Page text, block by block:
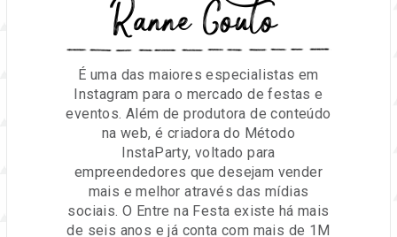
Ranne Couto
É uma das maiores especialistas em
Instagram para o mercado de festas e
eventos. Além de produtora de conteúdo
na web, é criadora do Método
InstaParty, voltado para
empreendedores que desejam vender
mais e melhor através das mídias
sociais. O Entre na Festa existe há mais
de seis anos e já conta com mais de 1M